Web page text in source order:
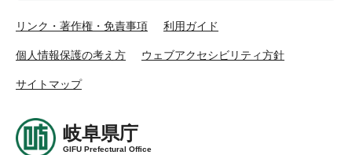
リンク・著作権・免責事項 利用ガイド
個人情報保護の考え方 ウェブアクセシビリティ方針
サイトマップ
岐阜県庁
GIFU Prefectural Office